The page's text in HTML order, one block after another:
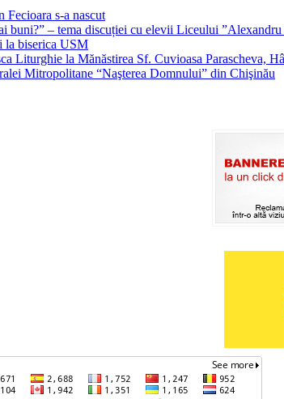
Fecioara s-a nascut
buni?” – tema discuției cu elevii Liceului
la biserica USM
Liturghie la Mănăstirea Sf. Cuvioasa Parascheva,
Mitropolitane “Naşterea Domnului” din Chişinău